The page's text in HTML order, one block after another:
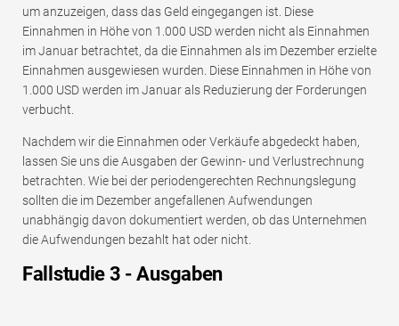
um anzuzeigen, dass das Geld eingegangen ist. Diese
Einnahmen in Höhe von 1.000 USD werden nicht als Einnahmen
im Januar betrachtet, da die Einnahmen als im Dezember erzielte
Einnahmen ausgewiesen wurden. Diese Einnahmen in Höhe von
1.000 USD werden im Januar als Reduzierung der Forderungen
verbucht.
Nachdem wir die Einnahmen oder Verkäufe abgedeckt haben,
lassen Sie uns die Ausgaben der Gewinn- und Verlustrechnung
betrachten. Wie bei der periodengerechten Rechnungslegung
sollten die im Dezember angefallenen Aufwendungen
unabhängig davon dokumentiert werden, ob das Unternehmen
die Aufwendungen bezahlt hat oder nicht.
Fallstudie 3 - Ausgaben